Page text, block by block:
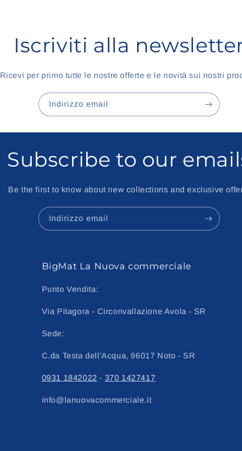
Iscriviti alla
Ricevi per primo tutte le nostre offerte e le novità sui nostri
Indirizzo email
Subscribe to our
Be the first to know about new collections and exclusive
Indirizzo email
BigMat La Nuova commerciale
Punto Vendita:
Via Pitagora - Circonvallazione Avola - SR
Sede:
C.da Testa dell'Acqua, 96017 Noto - SR
0931 1842022 - 370 1427417
info@lanuovacommerciale.it